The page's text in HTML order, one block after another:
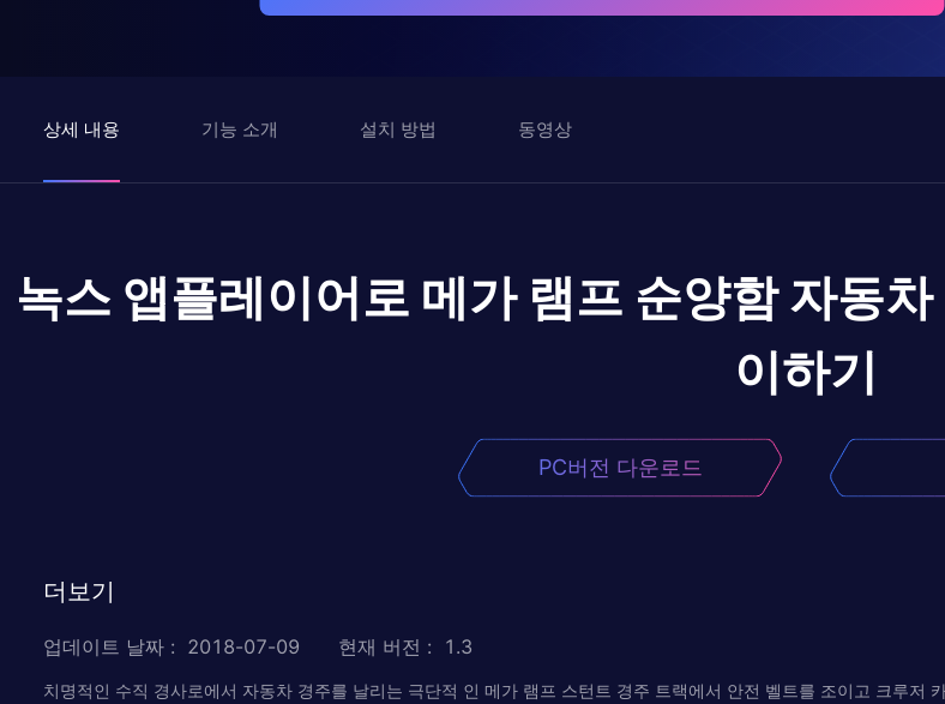
상세 내용 기능 소개 설치 방법 동영상
녹스 앱플레이어로 메가 램프 순양함 자동
이하기
PC버전 다운로드
더보기
업데이트 날짜 : 2018-07-09 현재 버전 : 1.3
치명적인 수직 경사로에서 자동차 경주를 날리는 극단적 인 메가 램프 스턴트 경주 트랙에서 안전 벨트를 조이고 크루저